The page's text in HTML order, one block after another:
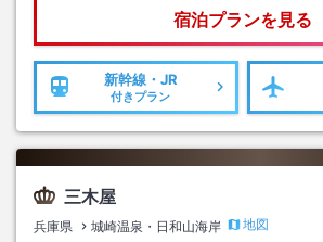
宿泊プランを見る
新幹線・JR
付きプラン
三木屋
兵庫県 城崎温泉・日和山海岸
地図